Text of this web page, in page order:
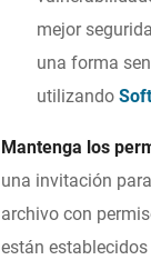
mejor
una forma
utilizando
Mantenga los
una invitación
archivo con
están